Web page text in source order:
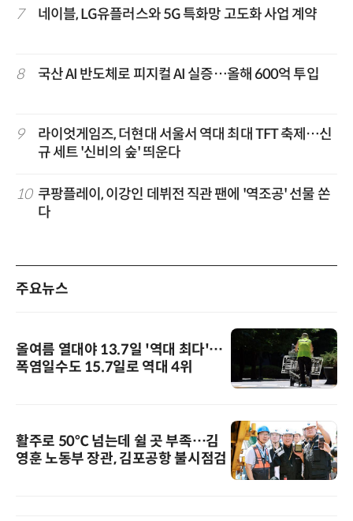
7 네이블, LG유플러스와 5G 특화망 고도화 사업 계약
8 국산 AI 반도체로 피지컬 AI 실증…올해 600억 투입
9
라이엇게임즈, 더현대 서울서 역대 최대 TFT 축제…신
규 세트 '신비의 숲' 띄운다
10 쿠팡플레이, 이강인 데뷔전 직관 팬에 '역조공' 선물 쏜
다
주요뉴스
올여름 열대야 13.7일 '역대 최다'…
폭염일수도 15.7일로 역대 4위
활주로 50℃ 넘는데 쉴 곳 부족…김
영훈 노동부 장관, 김포공항 불시점검